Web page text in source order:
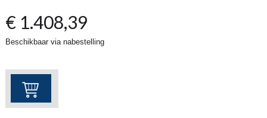
€1.408,39
Beschikbaar via nabestelling
Jeep
Wrangler
JL